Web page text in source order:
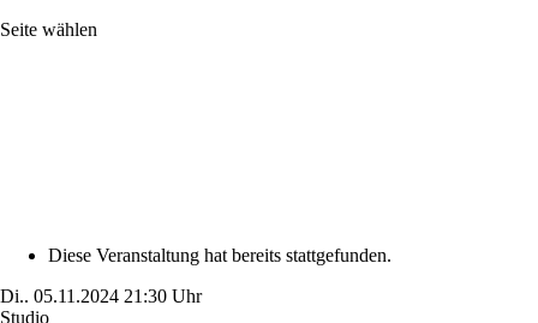
Seite wählen
Diese Veranstaltung hat bereits stattgefunden.
Di.. 05.11.2024 21:30 Uhr
Studio